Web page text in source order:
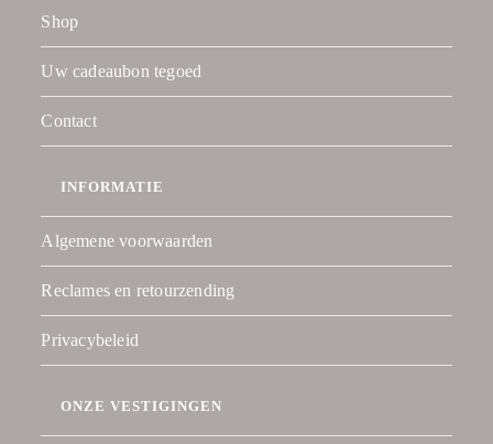
Shop
Uw cadeaubon tegoed
Contact
INFORMATIE
Algemene voorwaarden
Reclames en retourzending
Privacybeleid
ONZE VESTIGINGEN